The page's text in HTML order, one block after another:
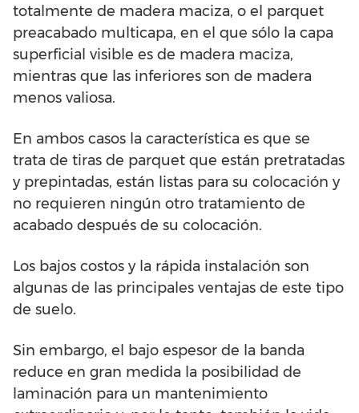
totalmente de madera maciza, o el parquet
preacabado multicapa, en el que sólo la capa
superficial visible es de madera maciza,
mientras que las inferiores son de madera
menos valiosa.
En ambos casos la característica es que se
trata de tiras de parquet que están pretratadas
y prepintadas, están listas para su colocación y
no requieren ningún otro tratamiento de
acabado después de su colocación.
Los bajos costos y la rápida instalación son
algunas de las principales ventajas de este tipo
de suelo.
Sin embargo, el bajo espesor de la banda
reduce en gran medida la posibilidad de
laminación para un mantenimiento